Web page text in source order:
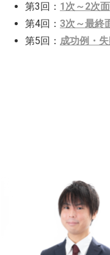
第3回： 1次～2次
第4回： 3次～最終
第5回： 成功例・